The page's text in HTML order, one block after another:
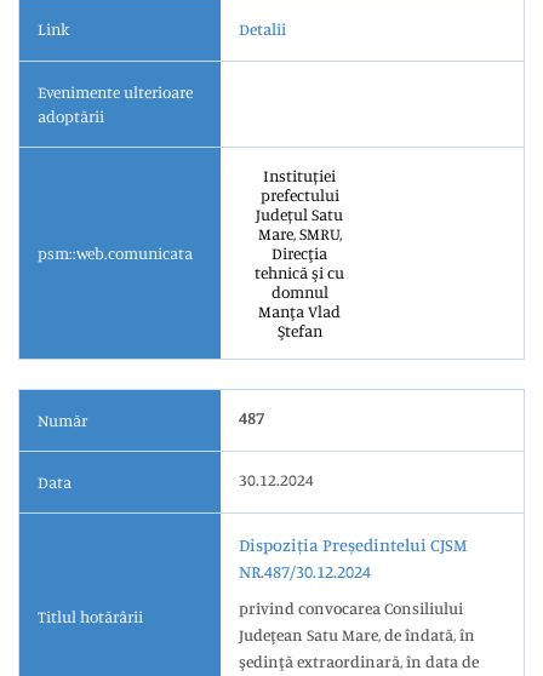
Link Detalii
Evenimente ulterioare
adoptării
psm::web.comunicata
Instituției
prefectului
Județul Satu
Mare, SMRU,
Direcţia
tehnică şi cu
domnul
Manţa Vlad
Ştefan
Număr 487
Data 30.12.2024
Titlul hotărârii
Dispoziția Președintelui CJSM
NR.487/30.12.2024
privind convocarea Consiliului
Judeţean Satu Mare, de îndată, în
şedinţă extraordinară, în data de